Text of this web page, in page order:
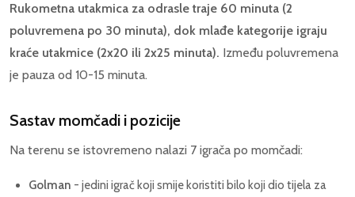
Rukometna utakmica za odrasle traje 60 minuta (2
poluvremena po 30 minuta), dok mlađe kategorije igraju
kraće utakmice (2x20 ili 2x25 minuta). Između poluvremena
je pauza od 10-15 minuta.
Sastav momčadi i pozicije
Na terenu se istovremeno nalazi 7 igrača po momčadi:
Golman - jedini igrač koji smije koristiti bilo koji dio tijela za